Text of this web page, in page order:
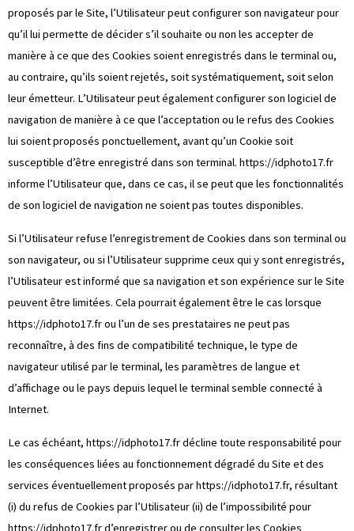
proposés par le Site, l’Utilisateur peut configurer son navigateur pour
qu’il lui permette de décider s’il souhaite ou non les accepter de
manière à ce que des Cookies soient enregistrés dans le terminal ou,
au contraire, qu’ils soient rejetés, soit systématiquement, soit selon
leur émetteur. L’Utilisateur peut également configurer son logiciel de
navigation de manière à ce que l’acceptation ou le refus des Cookies
lui soient proposés ponctuellement, avant qu’un Cookie soit
susceptible d’être enregistré dans son terminal. https://idphoto17.fr
informe l’Utilisateur que, dans ce cas, il se peut que les fonctionnalités
de son logiciel de navigation ne soient pas toutes disponibles.
Si l’Utilisateur refuse l’enregistrement de Cookies dans son terminal ou
son navigateur, ou si l’Utilisateur supprime ceux qui y sont enregistrés,
l’Utilisateur est informé que sa navigation et son expérience sur le Site
peuvent être limitées. Cela pourrait également être le cas lorsque
https://idphoto17.frou l’un de ses prestataires ne peut pas
reconnaître, à des fins de compatibilité technique, le type de
navigateur utilisé par le terminal, les paramètres de langue et
d’affichage ou le pays depuis lequel le terminal semble connecté à
Internet.
Le cas échéant, https://idphoto17.frdécline toute responsabilité pour
les conséquences liées au fonctionnement dégradé du Site et des
services éventuellement proposés parhttps://idphoto17.fr, résultant
(i) du refus de Cookies par l’Utilisateur (ii) de l’impossibilité pour
https://idphoto17.frd’enregistrer ou de consulter les Cookies